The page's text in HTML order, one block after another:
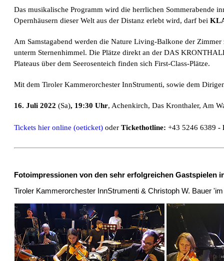
Das musikalische Programm wird die herrlichen Sommerabende
Opernhäusern dieser Welt aus der Distanz erlebt wird, darf bei
Am Samstagabend werden die Nature Living-Balkone der
unterm Sternenhimmel. Die Plätze direkt an der DAS
Plateaus über dem Seerosenteich finden sich First-Class-Plätze.
Mit dem Tiroler Kammerorchester InnStrumenti, sowie dem
16. Juli 2022 (Sa), 19:30 Uhr, Achenkirch, Das Kronthaler, Am
Tickets hier online (oeticket) oder Tickethotline: +43 5246 6389 -
Fotoimpressionen von den sehr erfolgreichen Gastspielen
Tiroler Kammerorchester InnStrumenti & Christoph W. Bauer